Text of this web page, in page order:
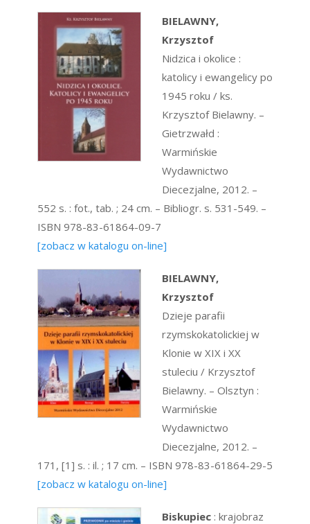
BIELAWNY,
Krzysztof
Nidzica i okolice :
katolicy i ewangelicy po
1945 roku / ks.
Krzysztof Bielawny. –
Gietrzwałd :
Warmińskie
Wydawnictwo
Diecezjalne, 2012. –
552 s. : fot., tab. ; 24 cm. – Bibliogr. s. 531-549. –
ISBN 978-83-61864-09-7
[zobacz w katalogu on-line]
BIELAWNY,
Krzysztof
Dzieje parafii
rzymskokatolickiej w
Klonie w XIX i XX
stuleciu / Krzysztof
Bielawny. – Olsztyn :
Warmińskie
Wydawnictwo
Diecezjalne, 2012. –
171, [1] s. : il. ; 17 cm. – ISBN 978-83-61864-29-5
[zobacz w katalogu on-line]
Biskupiec : krajobraz